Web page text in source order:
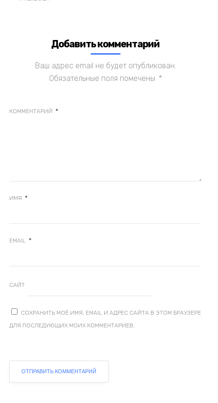
Добавить комментарий
Ваш адрес email не будет опубликован.
Обязательные поля помечены *
КОММЕНТАРИЙ *
ИМЯ *
EMAIL *
САЙТ
СОХРАНИТЬ МОЁ ИМЯ, EMAIL И АДРЕС САЙТА В ЭТОМ БРАУЗЕРЕ
ДЛЯ ПОСЛЕДУЮЩИХ МОИХ КОММЕНТАРИЕВ.